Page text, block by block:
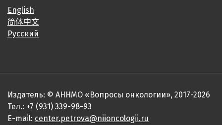
English
简体中文
Русский
Издатель: © АННМО «Вопросы онкологии», 2017-2026
Тел.: +7 (931) 339-98-93
E-mail: center.petrova@niioncologii.ru